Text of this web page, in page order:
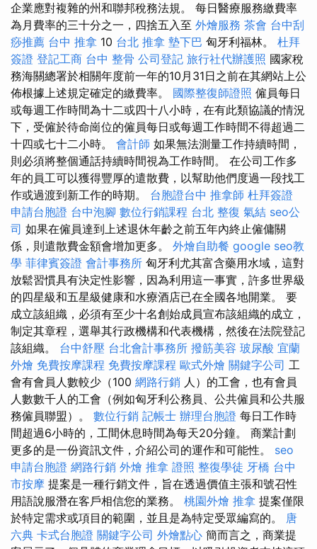
企業應對複雜的州和聯邦稅務法規。 每日醫療服務繳費率
為月費率的三十分之一，四捨五入至 外燴服務 茶會 台中刮
痧推薦 台中 推拿 10 台北 推拿 墊下巴 匈牙利福林。 杜拜
簽證 登記工商 台中 整骨 公司登記 旅行社代辦護照 國家稅
務海關總署於相關年度前一年的10月31日之前在其網站上公
佈根據上述規定確定的繳費率。 國際整復師證照 僱員每日
或每週工作時間為十二或四十八小時，在有此類協議的情況
下，受僱於待命崗位的僱員每日或每週工作時間不得超過二
十四或七十二小時。 會計師 如果無法測量工作持續時間，
則必須將整個通話持續時間視為工作時間。 在公司工作多
年的員工可以獲得豐厚的遣散費，以幫助他們度過一段找工
作或過渡到新工作的時期。 台胞證台中 推拿師 杜拜簽證
申請台胞證 台中泡腳 數位行銷課程 台北 整復 氣結 seo公
司 如果在僱員達到上述退休年齡之前五年內終止僱傭關
係，則遣散費金額會增加更多。 外燴自助餐 google seo教
學 菲律賓簽證 會計事務所 匈牙利尤其富含藥用水域，這對
放鬆習慣具有決定性影響，因為利用這一事實，許多世界級
的四星級和五星級健康和水療酒店已在全國各地開業。 要
成立該組織，必須有至少十名創始成員宣布該組織的成立，
制定其章程，選舉其行政機構和代表機構，然後在法院登記
該組織。 台中舒壓 台北會計事務所 撥筋美容 玻尿酸 宜蘭
外燴 免費按摩課程 免費按摩課程 歐式外燴 關鍵字公司 工
會有會員人數較少（100 網路行銷 人）的工會，也有會員
人數數千人的工會（例如匈牙利公務員、公共僱員和公共服
務僱員聯盟）。 數位行銷 記帳士 辦理台胞證 每日工作時
間超過6小時的，工間休息時間為每天20分鐘。 商業計劃
更多的是一份資訊文件，介紹公司的運作和可能性。 seo
申請台胞證 網路行銷 外燴 推拿 證照 整復學徒 牙橋 台中
市按摩 提案是一種行銷文件，旨在透過價值主張和號召性
用語說服潛在客戶相信您的業務。 桃園外燴 推拿 提案僅限
於特定需求或項目的範圍，並且是為特定受眾編寫的。 唐
六典 卡式台胞證 關鍵字公司 外燴點心 簡而言之，商業提